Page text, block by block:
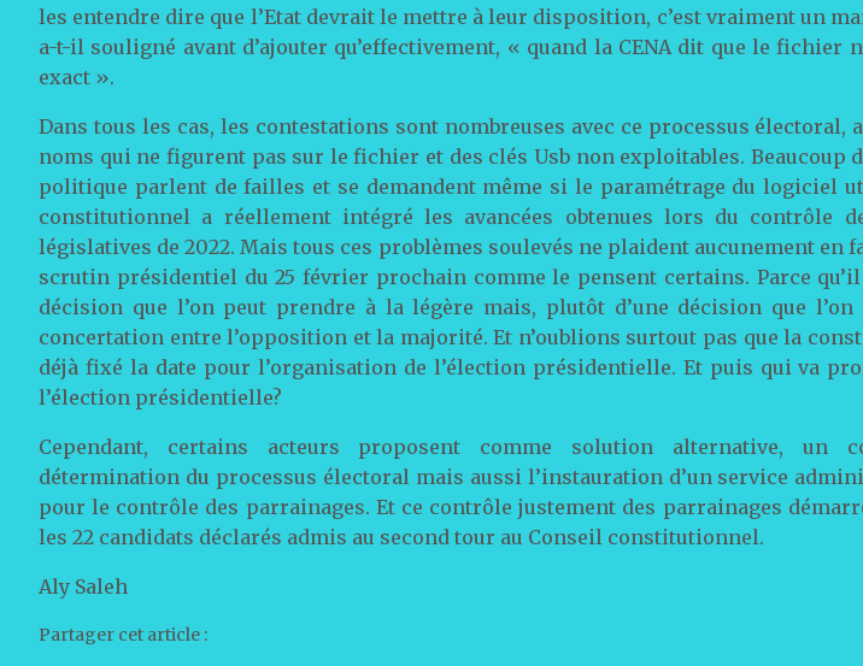
les entendre dire que l’Etat devrait le mettre à leur disposition, c’est vraiment un
a-t-il souligné avant d’ajouter qu’effectivement, « quand la CENA dit que le fichier
exact ».
Dans tous les cas, les contestations sont nombreuses avec ce processus électoral,
noms qui ne figurent pas sur le fichier et des clés Usb non exploitables. Beaucoup
politique parlent de failles et se demandent même si le paramétrage du logiciel
constitutionnel a réellement intégré les avancées obtenues lors du contrôle
législatives de 2022. Mais tous ces problèmes soulevés ne plaident aucunement en
scrutin présidentiel du 25 février prochain comme le pensent certains. Parce qu’il
décision que l’on peut prendre à la légère mais, plutôt d’une décision que
concertation entre l’opposition et la majorité. Et n’oublions surtout pas que la
déjà fixé la date pour l’organisation de l’élection présidentielle. Et puis qui va
l’élection présidentielle?
Cependant, certains acteurs proposent comme solution alternative, un
détermination du processus électoral mais aussi l’instauration d’un service
pour le contrôle des parrainages. Et ce contrôle justement des parrainages
les 22 candidats déclarés admis au second tour au Conseil constitutionnel.
Aly Saleh
Partager cet article :